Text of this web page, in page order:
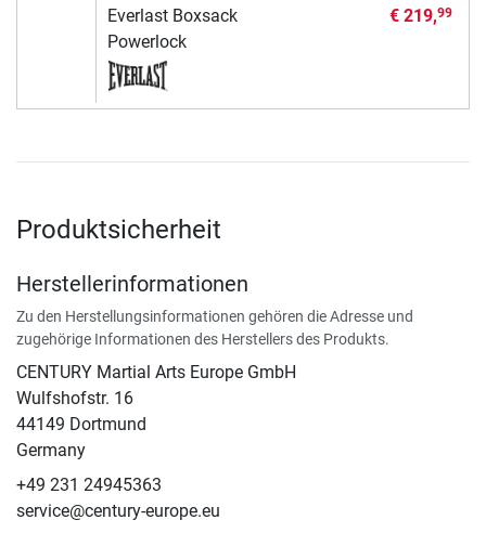
Everlast Boxsack
Powerlock
€ 219,99
Produktsicherheit
Herstellerinformationen
Zu den Herstellungsinformationen gehören die Adresse und
zugehörige Informationen des Herstellers des Produkts.
CENTURY Martial Arts Europe GmbH
Wulfshofstr. 16
44149 Dortmund
Germany
+49 231 24945363
service@century-europe.eu